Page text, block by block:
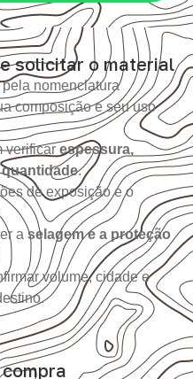
solicitar o material
nomenclatura
composição e seu uso
verificar espessura,
.
de exposição e o
a selagem e a proteção
volume, cidade e